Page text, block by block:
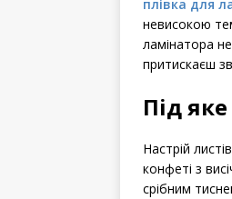
плівка для
невисокою
ламінатора
притискаєш
Під
Настрій
конфеті з
срібним